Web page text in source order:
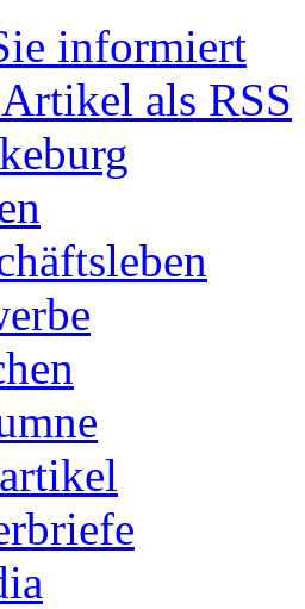
informiert
als RSS